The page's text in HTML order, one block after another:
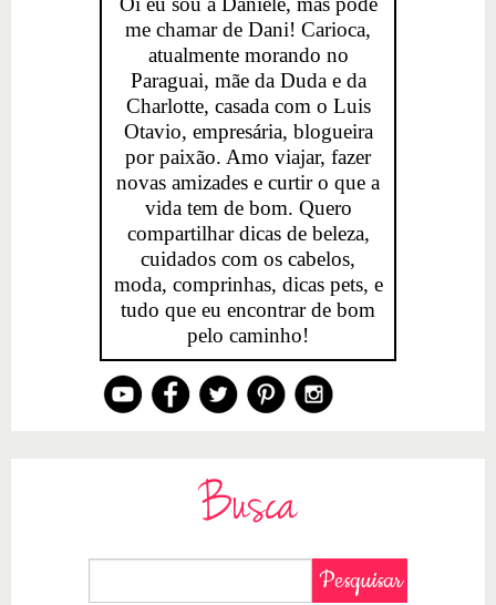
me chamar de Dani! Carioca,
atualmente morando no
Paraguai, mãe da Duda e da
Charlotte, casada com o Luis
Otavio, empresária, blogueira
por paixão. Amo viajar, fazer
novas amizades e curtir o que a
vida tem de bom. Quero
compartilhar dicas de beleza,
cuidados com os cabelos,
moda, comprinhas, dicas pets, e
tudo que eu encontrar de bom
pelo caminho!
Busca